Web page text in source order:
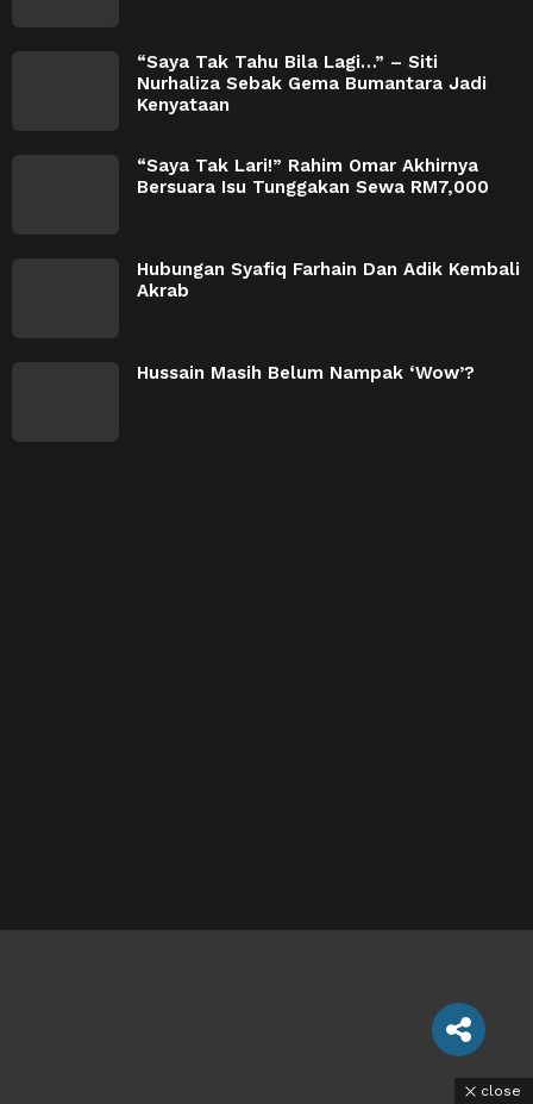
“Saya Tak Tahu Bila Lagi…” – Siti
Nurhaliza Sebak Gema Bumantara Jadi
Kenyataan
“Saya Tak Lari!” Rahim Omar Akhirnya
Bersuara Isu Tunggakan Sewa RM7,000
Hubungan Syafiq Farhain Dan Adik Kembali
Akrab
Hussain Masih Belum Nampak ‘Wow’?
close